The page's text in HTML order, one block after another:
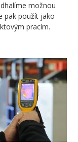
možnou
pak použít jako
pracím.